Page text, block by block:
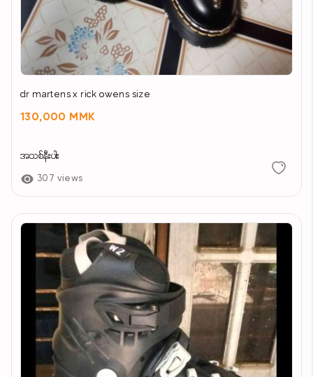
dr martens x rick owens size
130,000 MMK
အသစ်နီးပါး
307 views